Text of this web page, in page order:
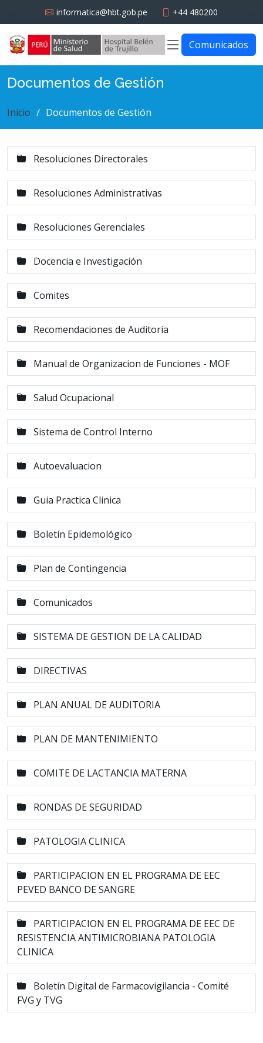
informatica@hbt.gob.pe +44 480200
Comunicados
Documentos de Gestión
Inicio Documentos de Gestión
Resoluciones Directorales
Resoluciones Administrativas
Resoluciones Gerenciales
Docencia e Investigación
Comites
Recomendaciones de Auditoria
Manual de Organizacion de Funciones - MOF
Salud Ocupacional
Sistema de Control Interno
Autoevaluacion
Guia Practica Clinica
Boletín Epidemológico
Plan de Contingencia
Comunicados
SISTEMA DE GESTION DE LA CALIDAD
DIRECTIVAS
PLAN ANUAL DE AUDITORIA
PLAN DE MANTENIMIENTO
COMITE DE LACTANCIA MATERNA
RONDAS DE SEGURIDAD
PATOLOGIA CLINICA
PEVED BANCO DE SANGRE
RESISTENCIA ANTIMICROBIANA PATOLOGIA
CLINICA
FVG y TVG